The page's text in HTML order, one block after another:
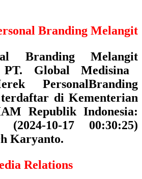
Branding Melangit
Branding Melangit
PT. Global Medisina
PersonalBranding
di Kementerian
Republik Indonesia:
(2024-10-17 00:30:25)
Karyanto.
Relations